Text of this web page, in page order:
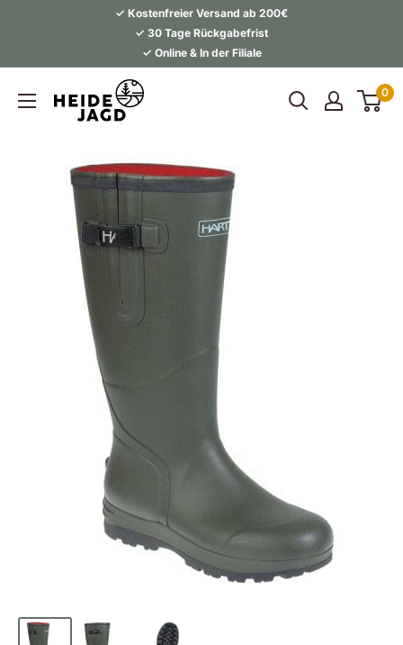
✓ Kostenfreier Versand ab 200€
✓ 30 Tage Rückgabefrist
✓ Online & In der Filiale
0